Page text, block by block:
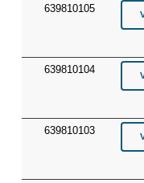
639810105
639810104
639810103